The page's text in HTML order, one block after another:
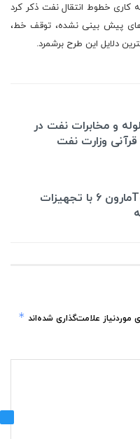
کاری خطوط انتقال نفت ذکر کرد
های پیش بینی نشده، توقف خط،
دلایل این طرح برشمرد.
و مخابرات نفت در
وزارت نفت
اسکن ورق‌های کف مخزن T5مارون ۶ با تجهیزات
علامت‌گذاری شده‌اند *